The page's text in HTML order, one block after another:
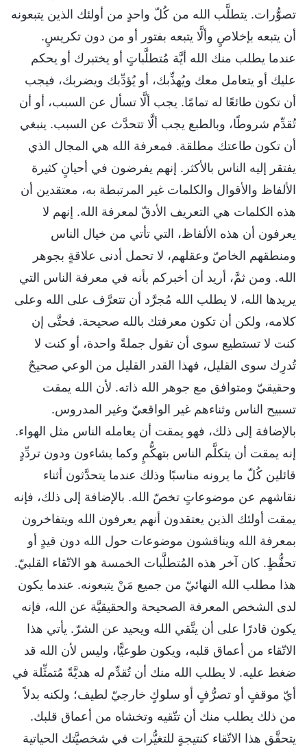
تصوُّرات. يتطلَّب الله من كُلّ واحدٍ من أولئك الذين يتبعونه
أن يتبعه بإخلاصٍ وألَّا يتبعه بفتور أو من دون تكريسٍ.
عندما يطلب منك الله أيَّة مُتطلَّباتٍ أو يختبرك أو يحكم
عليك أو يتعامل معك ويُهذِّبك، أو يُؤدِّبك ويضربك، فيجب
أن تكون طائعًا له تمامًا. يجب ألَّا تسأل عن السبب، أو أن
تُقدِّم شروطًا، وبالطبع يجب ألَّا تتحدَّث عن السبب. ينبغي
أن تكون طاعتك مطلقة. فمعرفة الله هي المجال الذي
يفتقر إليه الناس بالأكثر. إنهم يفرضون في أحيانٍ كثيرة
الألفاظ والأقوال والكلمات غير المرتبطة به، معتقدين أن
هذه الكلمات هي التعريف الأدقّ لمعرفة الله. إنهم لا
يعرفون أن هذه الألفاظ، التي تأتي من خيال الناس
ومنطقهم الخاصّ وعقلهم، لا تحمل أدنى علاقةٍ بجوهر
الله. ومن ثمَّ، أريد أن أخبركم بأنه في معرفة الناس التي
يريدها الله، لا يطلب الله مُجرَّد أن تتعرَّف على الله وعلى
كلامه، ولكن أن تكون معرفتك بالله صحيحة. فحتَّى إن
كنت لا تستطيع سوى أن تقول جملةً واحدة، أو كنت لا
تُدرِك سوى القليل، فهذا القدر القليل من الوعي صحيحٌ
وحقيقيّ ومتوافق مع جوهر الله ذاته. لأن الله يمقت
تسبيح الناس وثناءهم غير الواقعيّ وغير المدروس.
بالإضافة إلى ذلك، فهو يمقت أن يعامله الناس مثل الهواء.
إنه يمقت أن يتكلَّم الناس بتهكُّمٍ وكما يشاءون ودون تردِّدٍ
قائلين كُلّ ما يرونه مناسبًا وذلك عندما يتحدَّثون أثناء
نقاشهم عن موضوعاتٍ تخصّ الله. بالإضافة إلى ذلك، فإنه
يمقت أولئك الذين يعتقدون أنهم يعرفون الله ويتفاخرون
بمعرفة الله ويناقشون موضوعات حول الله دون قيدٍ أو
تحفُّظٍ. كان آخر هذه المُتطلَّبات الخمسة هو الاتّقاء القلبيّ.
هذا مطلب الله النهائيّ من جميع مَنْ يتبعونه. عندما يكون
لدى الشخص المعرفة الصحيحة والحقيقيَّة عن الله، فإنه
يكون قادرًا على أن يتَّقي الله ويحيد عن الشرّ. يأتي هذا
الاتّقاء من أعماق قلبه، ويكون طوعيًّا، وليس لأن الله قد
ضغط عليه. لا يطلب الله منك أن تُقدِّم له هديَّةً مُتمثِّلة في
أيّ موقفٍ أو تصرُّفٍ أو سلوكٍ خارجيّ لطيف؛ ولكنه بدلاً
من ذلك يطلب منك أن تتّقيه وتخشاه من أعماق قلبك.
يتحقَّق هذا الاتّقاء كنتيجةٍ للتغيُّرات في شخصيَّتك الحياتية